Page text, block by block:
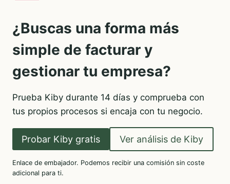
¿Buscas una forma más
simple de facturar y
gestionar tu empresa?
Prueba Kiby durante 14 días y comprueba con
tus propios procesos si encaja con tu negocio.
Probar Kiby gratis Ver análisis de Kiby
Enlace de embajador. Podemos recibir una comisión sin coste
adicional para ti.